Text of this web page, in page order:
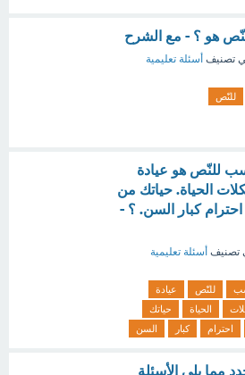
هو ؟ - مع الشرح
تصنيف أسئلة تعليمية
للنّص
للنّص هو عيادة
الحياة. حياتك من
كبار السن. ؟ -
تصنيف أسئلة تعليمية
للنّص
عيادة
الحياة
حياتك
احترام كبار السن
مما يلي الأسئلة